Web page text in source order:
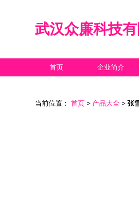
武汉众廉科技有
首页 企业简介
当前位置： 首页 > 产品大全 > 张